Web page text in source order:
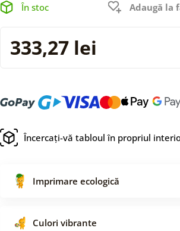
În stoc
Adaugă la
333,27 lei
Încercați-vă tabloul în propriul
Imprimare ecologică
Culori vibrante